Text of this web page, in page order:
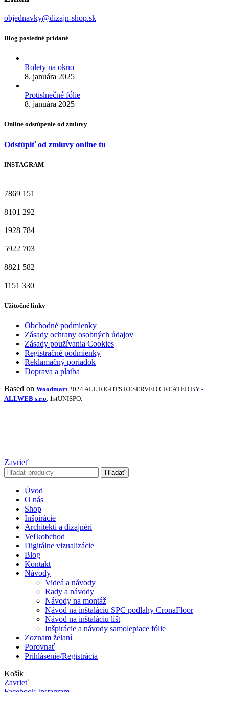
objednavky@dizajn-shop.sk
Blog posledné pridané
Rolety na okno
8. januára 2025
Protislnečné fólie
8. januára 2025
Online odstúpenie od zmluvy
Odstúpiť od zmluvy online tu
INSTAGRAM
7869 151
8101 292
1928 784
5922 703
8821 582
1151 330
Užitočné linky
Obchodné podmienky
Zásady ochrany osobných údajov
Zásady používania Cookies
Registračné podmienky
Reklamačný poriadok
Doprava a platba
Based on Woodmart 2024 ALL RIGHTS RESERVED CREATED BY -
ALLWEB s.r.o. 1stUNISPO.
Zavrieť
Hľadať
Úvod
O nás
Shop
Inšpirácie
Architekti a dizajnéri
Veľkobchod
Digitálne vizualizácie
Blog
Kontakt
Návody
Videá a návody
Rady a návody
Návody na montáž
Návod na inštaláciu SPC podlahy CronaFloor
Návod na inštaláciu líšt
Inšpirácie a návody samolepiace fólie
Zoznam želaní
Porovnať
Prihlásenie/Registrácia
Košík
Zavrieť
Facebook Instagram